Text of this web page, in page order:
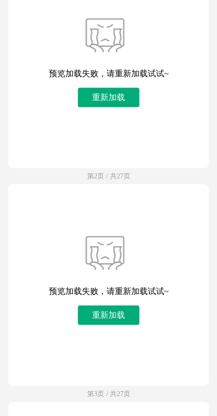
预览加载失败，请重新加载试试~
重新加载
第2页 / 共27页
预览加载失败，请重新加载试试~
重新加载
第3页 / 共27页